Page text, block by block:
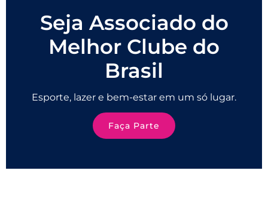
Seja Associado do
Melhor Clube do
Brasil
Esporte, lazer e bem-estar em um só lugar.
Faça Parte